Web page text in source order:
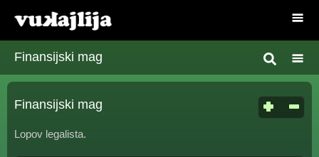
Finansijski mag
Finansijski mag
Lopov legalista.